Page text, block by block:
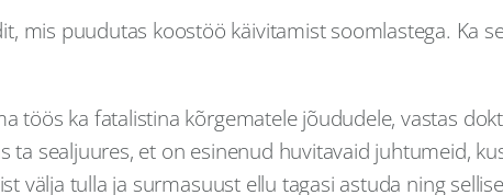
mis puudutas koostöö käivitamist soomlastega. Ka
töös ka fatalistina kõrgematele jõududele, vastas
ta sealjuures, et on esinenud huvitavaid juhtumeid,
välja tulla ja surmasuust ellu tagasi astuda ning